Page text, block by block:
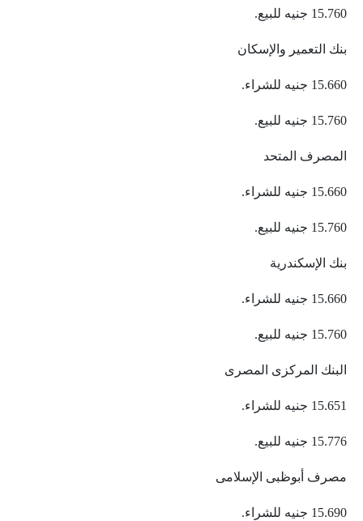
15.760 جنيه للبيع.
بنك التعمير والإسكان
15.660 جنيه للشراء.
15.760 جنيه للبيع.
المصرف المتحد
15.660 جنيه للشراء.
15.760 جنيه للبيع.
بنك الإسكندرية
15.660 جنيه للشراء.
15.760 جنيه للبيع.
البنك المركزى المصرى
15.651 جنيه للشراء.
15.776 جنيه للبيع.
مصرف أبوظبى الإسلامى
15.690 جنيه للشراء.